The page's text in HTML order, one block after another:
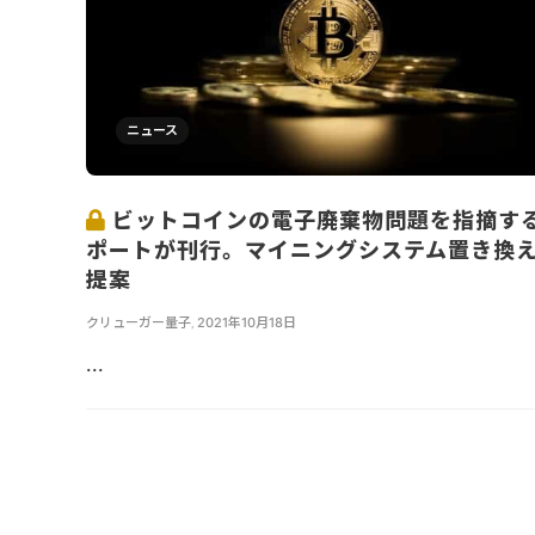
ニュース
ビットコインの電子廃棄物問題を指摘す
ポートが刊行。マイニングシステム置き換
提案
クリューガー量子 2021年10月18日
...